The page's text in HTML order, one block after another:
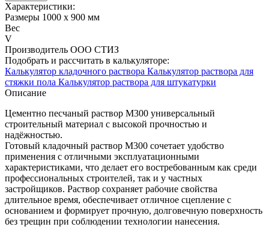
Характеристики:
Размеры 1000 х 900 мм
Вес
V
Производитель ООО СТИЗ
Подобрать и рассчитать в калькуляторе:
Калькулятор кладочного раствора Калькулятор раствора для
стяжки пола Калькулятор раствора для штукатурки
Описание
Цементно песчаный раствор М300 универсальный
строительный материал с высокой прочностью и
надёжностью.
Готовый кладочный раствор М300 сочетает удобство
применения с отличными эксплуатационными
характеристиками, что делает его востребованным как среди
профессиональных строителей, так и у частных
застройщиков. Раствор сохраняет рабочие свойства
длительное время, обеспечивает отличное сцепление с
основанием и формирует прочную, долговечную поверхность
без трещин при соблюдении технологии нанесения.